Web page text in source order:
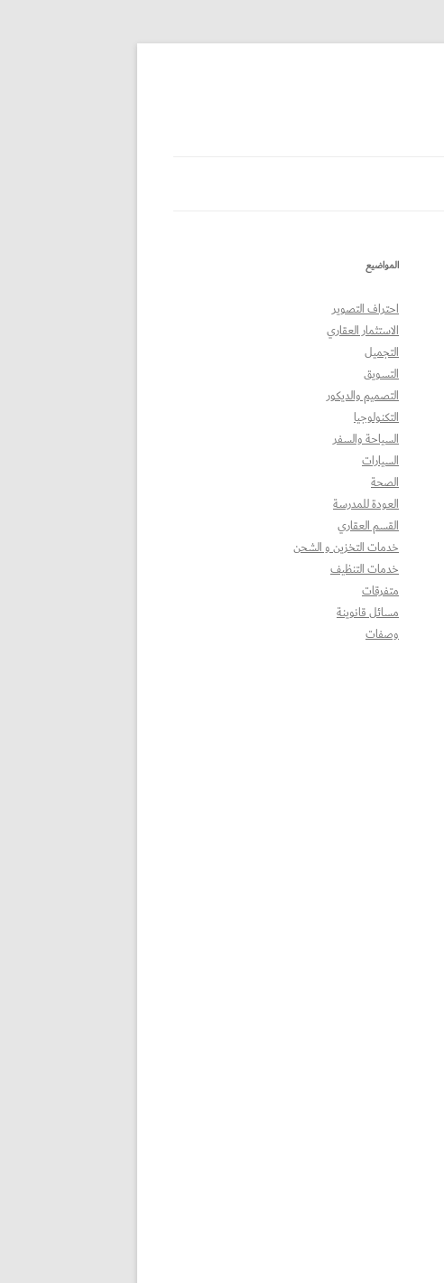
المواضيع
احتراف التصوير
الاستثمار العقاري
التجميل
التسويق
التصميم والديكور
التكنولوجيا
السياحة والسفر
السيارات
الصحة
العودة للمدرسة
القسم العقاري
خدمات التخزين و الشحن
خدمات التنظيف
متفرقات
مسائل قانوينة
وصفات